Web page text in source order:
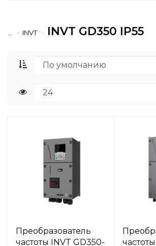
INVT INVT GD350 IP55
Преобразователь
частоты INVT GD350-